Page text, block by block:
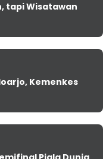
tapi Wisatawan
Kemenkes